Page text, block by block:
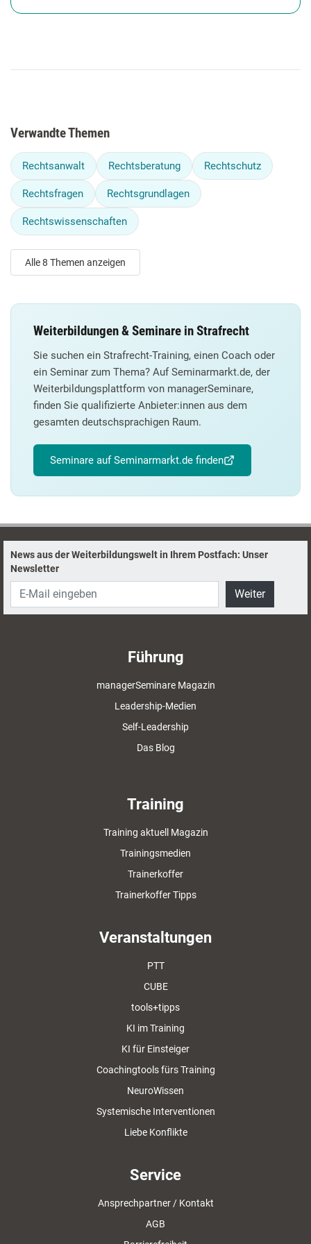
Verwandte Themen
Rechtsanwalt Rechtsberatung Rechtschutz
Rechtsfragen Rechtsgrundlagen
Rechtswissenschaften
Alle 8 Themen anzeigen
Weiterbildungen & Seminare in Strafrecht
Sie suchen ein Strafrecht-Training, einen Coach oder
ein Seminar zum Thema? Auf Seminarmarkt.de, der
Weiterbildungsplattform von managerSeminare,
finden Sie qualifizierte Anbieter:innen aus dem
gesamten deutschsprachigen Raum.
Seminare auf Seminarmarkt.de finden
News aus der Weiterbildungswelt in Ihrem Postfach: Unser
Newsletter
Weiter
Führung
managerSeminare Magazin
Leadership-Medien
Self-Leadership
Das Blog
Training
Training aktuell Magazin
Trainingsmedien
Trainerkoffer
Trainerkoffer Tipps
Veranstaltungen
PTT
CUBE
tools+tipps
KI im Training
KI für Einsteiger
Coachingtools fürs Training
NeuroWissen
Systemische Interventionen
Liebe Konflikte
Service
Ansprechpartner / Kontakt
AGB